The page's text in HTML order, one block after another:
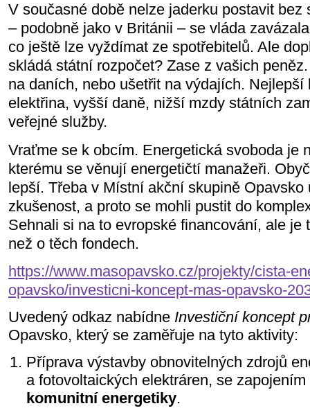
V současné době nelze jaderku postavit bez
– podobně jako v Británii – se vláda
co ještě lze vyždímat ze spotřebitelů. Ale
skládá státní rozpočet? Zase z vašich
na daních, nebo ušetřit na výdajích. Nejlepší
elektřina, vyšší daně, nižší mzdy státních
veřejné služby.
Vraťme se k obcím. Energetická svoboda je
kterému se věnují energetičtí manažeři.
lepší. Třeba v Místní akční skupině
zkušenost, a proto se mohli pustit do
Sehnali si na to evropské financování, ale je
než o těch fondech.
https://www.masopavsko.cz/projekty/cista-
opavsko/investicni-koncept-mas-opavsko-
Uvedený odkaz nabídne Investiční koncept
Opavsko, který se zaměřuje na tyto aktivity:
Příprava výstavby obnovitelných zdrojů
a fotovoltaických elektráren, se
komunitní energetiky.